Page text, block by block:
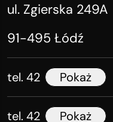
ul. Zgierska 249A
91-495 Łódź
tel. 42 Pokaż
tel. 42 Pokaż